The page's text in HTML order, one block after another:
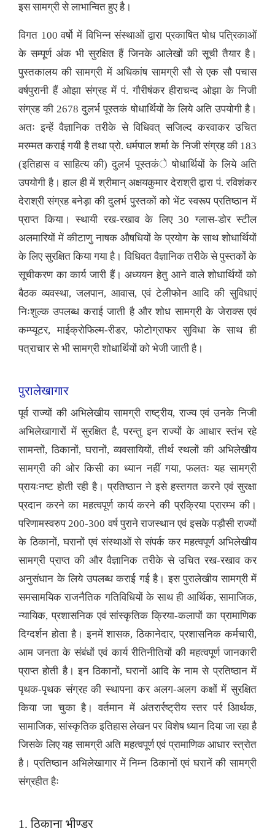
इस सामग्री से लाभान्वित हुए है।
विगत 100 वर्षो में विभिन्न संस्थाओं द्वारा प्रकाषित षोध पत्रिकाओं
के सम्पूर्ण अंक भी सुरक्षित हैं जिनके आलेखों की सूची तैयार है।
पुस्तकालय की सामग्री में अधिकांष सामग्री सौ से एक सौ पचास
वर्षपुरानी हैं ओझा संग्रह में पं. गौरीषंकर हीराचन्द ओझा के निजी
संग्रह की 2678 दुलर्भ पूस्तकं षोधार्थियों के लिये अति उपयोगी है।
अतः इन्हें वैज्ञानिक तरीके से विधिवत् सजिल्द करवाकर उचित
मरम्मत कराई गयी है तथा प्रो. धर्मपाल शर्मा के निजी संग्रह की 183
(इतिहास व साहित्य की) दुलर्भ पूस्तकंे षोधार्थियों के लिये अति
उपयोगी है। हाल ही में श्रीमान् अक्षयकुमार देराश्री द्वारा पं. रविशंकर
देराश्री संग्रह बनेड़ा की दुलर्भ पुस्तकों को भेंट स्वरूप प्रतिष्ठान में
प्राप्त किया। स्थायी रख-रखाव के लिए 30 ग्लास-डोर स्टील
अलमारियों में कीटाणु नाषक औषधियों के प्रयोग के साथ शोधार्थियों
के लिए सुरक्षित किया गया है। विधिवत वैज्ञानिक तरीके से पुस्तकों के
सूचीकरण का कार्य जारी हैं। अध्ययन हेतु आने वाले शोधार्थियों को
बैठक व्यवस्था, जलपान, आवास, एवं टेलीफोन आदि की सुविधाएं
निःशुल्क उपलब्ध कराई जाती है और शोध सामग्री के जेराक्स एवं
कम्प्यूटर, माईक्रोफिल्म-रीडर, फोटोग्राफर सुविधा के साथ ही
पत्राचार से भी सामग्री शोधार्थियों को भेजी जाती है।
पुरालेखागार
पूर्व राज्यों की अभिलेखीय सामग्री राष्ट्रीय, राज्य एवं उनके निजी
अभिलेखागारों में सुरक्षित है, परन्तु इन राज्यों के आधार स्तंभ रहे
सामन्तों, ठिकानों, घरानों, व्यवसायियों, तीर्थ स्थलों की अभिलेखीय
सामग्री की ओर किसी का ध्यान नहीं गया, फलतः यह सामग्री
प्रायःनष्ट होती रही है। प्रतिष्ठान ने इसे हस्तगत करने एवं सुरक्षा
प्रदान करने का महत्वपूर्ण कार्य करने की प्रक्रिया प्रारम्भ की।
परिणामस्वरुप 200-300 वर्ष पुराने राजस्थान एवं इसके पड़ौसी राज्यों
के ठिकानों, घरानों एवं संस्थाओं से संपर्क कर महत्वपूर्ण अभिलेखीय
सामग्री प्राप्त की और वैज्ञानिक तरीके से उचित रख-रखाव कर
अनुसंधान के लिये उपलब्ध कराई गई है। इस पुरालेखीय सामग्री में
समसामयिक राजनैतिक गतिविधियों के साथ ही आर्थिक, सामाजिक,
न्यायिक, प्रशासनिक एवं सांस्कृतिक क्रिया-कलापों का प्रामाणिक
दिग्दर्शन होता है। इनमें शासक, ठिकानेदार, प्रशासनिक कर्मचारी,
आम जनता के संबंधों एवं कार्य रीतिनीतियों की महत्वपूर्ण जानकारी
प्राप्त होती है। इन ठिकानों, घरानों आदि के नाम से प्रतिष्ठान में
पृथक-पृथक संग्रह की स्थापना कर अलग-अलग कक्षों में सुरक्षित
किया जा चुका है। वर्तमान में अंतरार्रष्ट्रीय स्तर पर्र आिर्थक,
सामाजिक, सांस्कृतिक इतिहास लेखन पर विशेष ध्यान दिया जा रहा है
जिसके लिए यह सामग्री अति महत्वपूर्ण एवं प्रामाणिक आधार स्त्रोत
है। प्रतिष्ठान अभिलेखागार में निम्न ठिकानों एवं घरानें की सामग्री
संग्रहीत हैः
1. ठिकाना भीण्डर